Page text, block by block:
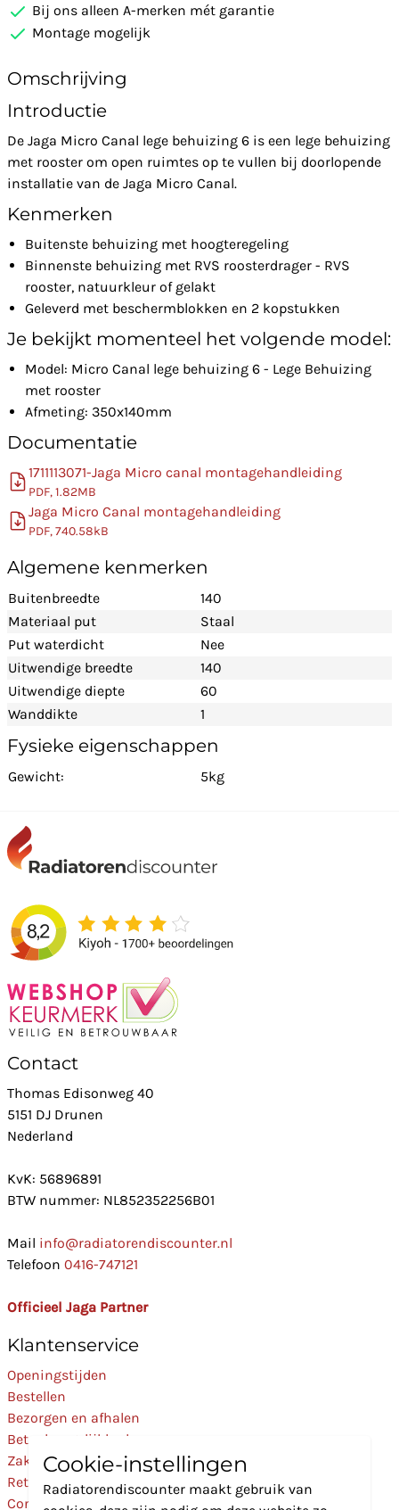
Bij ons alleen A-merken mét garantie
Montage mogelijk
Omschrijving
Introductie
De Jaga Micro Canal lege behuizing 6 is een lege behuizing
met rooster om open ruimtes op te vullen bij doorlopende
installatie van de Jaga Micro Canal.
Kenmerken
Buitenste behuizing met hoogteregeling
Binnenste behuizing met RVS roosterdrager - RVS
rooster, natuurkleur of gelakt
Geleverd met beschermblokken en 2 kopstukken
Je bekijkt momenteel het volgende model:
Model: Micro Canal lege behuizing 6 - Lege Behuizing
met rooster
Afmeting: 350x140mm
Documentatie
1711113071-Jaga Micro canal montagehandleiding
PDF, 1.82MB
Jaga Micro Canal montagehandleiding
PDF, 740.58kB
Algemene kenmerken
Buitenbreedte
140
Materiaal put
Staal
Put waterdicht
Nee
Uitwendige breedte
140
Uitwendige diepte
60
Wanddikte
1
Fysieke eigenschappen
Gewicht: 5kg
Contact
Thomas Edisonweg 40
5151 DJ Drunen
Nederland
KvK: 56896891
BTW nummer: NL852352256B01
Mail info@radiatorendiscounter.nl
Telefoon 0416-747121
Officieel Jaga Partner
Klantenservice
Openingstijden
Bestellen
Bezorgen en afhalen
Betaalmogelijkheden
Zakelijk
Retourneren
Contact
Cookie-instellingen
Radiatorendiscounter maakt gebruik van